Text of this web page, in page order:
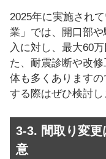
2025年に実施され
業」では、開口部
入に対し、最大60
た、耐震診断や改
体も多くあります
する際はぜひ検討し
3-3. 間取り変
意